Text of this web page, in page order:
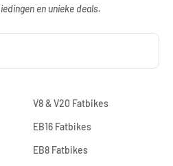
en unieke deals.
V8 & V20 Fatbikes
EB16 Fatbikes
EB8 Fatbikes